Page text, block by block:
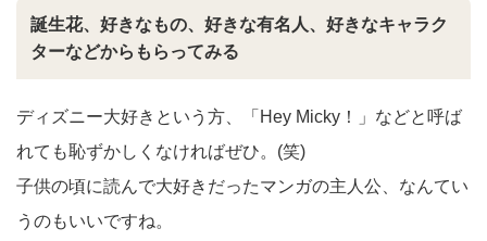
誕生花、好きなもの、好きな有名人、好きなキャラク
ターなどからもらってみる
ディズニー大好きという方、「Hey Micky！」などと呼ば
れても恥ずかしくなければぜひ。(笑)
子供の頃に読んで大好きだったマンガの主人公、なんてい
うのもいいですね。